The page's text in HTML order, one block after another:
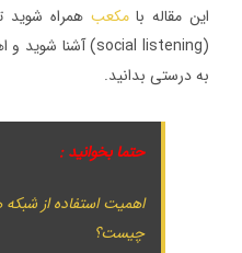
این مقاله بامکعب همراه شوید
(social listening) آشنا شوید و اهمیت شنیدن
به درستی بدانید.
حتما بخوانید :
اهمیت استفاده از
چیست؟